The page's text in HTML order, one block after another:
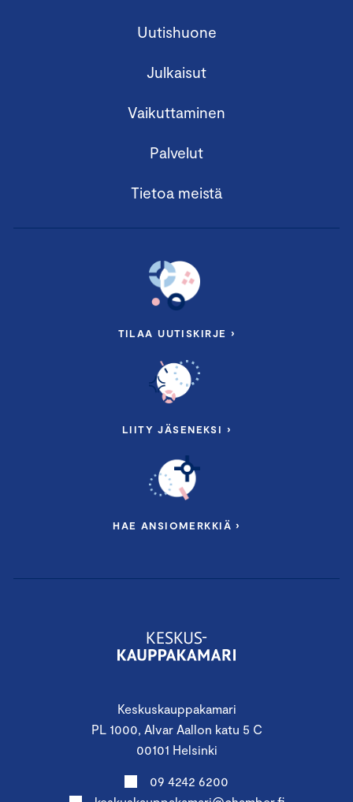
Keskuskauppakamari
PL 1000, Alvar Aallon katu 5 C
00101 Helsinki
09 4242 6200
Uutishuone
Julkaisut
Vaikuttaminen
Palvelut
Tietoa meistä
TILAA UUTISKIRJE ›
LIITY JÄSENEKSI ›
HAE ANSIOMERKKIÄ ›